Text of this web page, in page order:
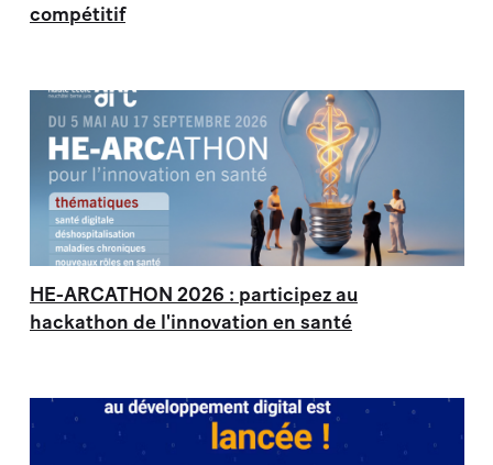
compétitif
HE-ARCATHON 2026 : participez au
hackathon de l'innovation en santé